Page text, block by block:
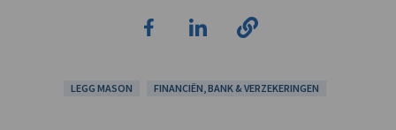
LEGG MASON FINANCIËN, BANK & VERZEKERINGEN